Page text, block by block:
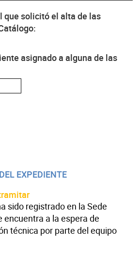
que solicitó el alta de las
asignado a alguna de las
EXPEDIENTE
sido registrado en la Sede
encuentra a la espera de
técnica por parte del equipo